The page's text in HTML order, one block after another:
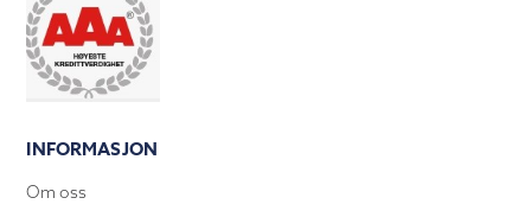
INFORMASJON
Om oss